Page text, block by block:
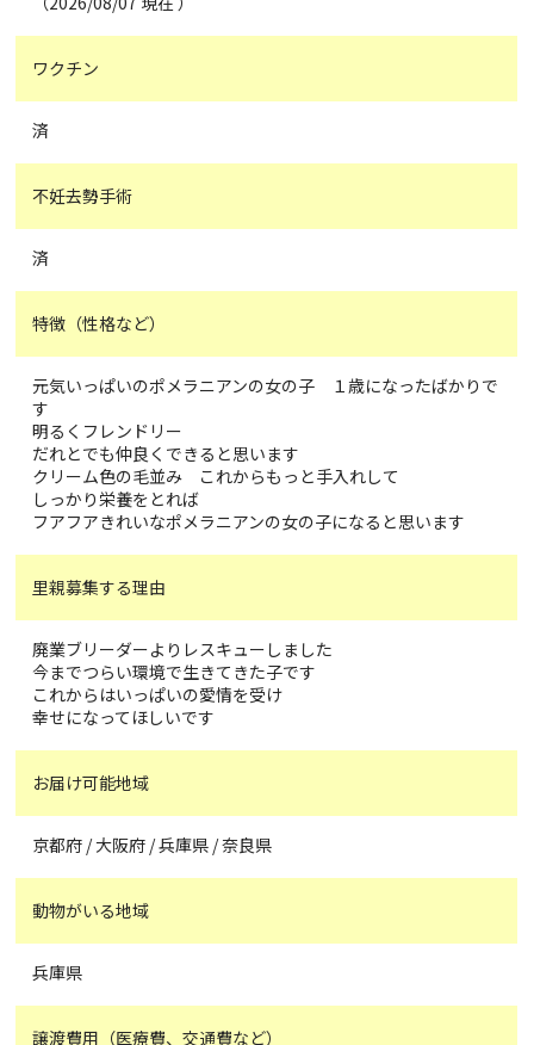
ワクチン
済
不妊去勢手術
済
特徴（性格など）
元気いっぱいのポメラニアンの女の子 １歳になったばかりで
す
明るくフレンドリー
だれとでも仲良くできると思います
クリーム色の毛並み これからもっと手入れして
しっかり栄養をとれば
フアフアきれいなポメラニアンの女の子になると思います
里親募集する理由
廃業ブリーダーよりレスキューしました
今までつらい環境で生きてきた子です
これからはいっぱいの愛情を受け
幸せになってほしいです
お届け可能地域
京都府 / 大阪府 / 兵庫県 / 奈良県
動物がいる地域
兵庫県
譲渡費用（医療費、交通費など）